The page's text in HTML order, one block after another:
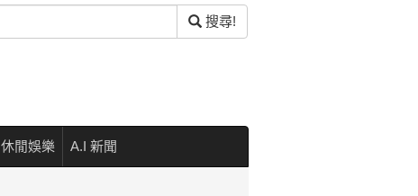
搜尋!
休閒娛樂 A.I 新聞